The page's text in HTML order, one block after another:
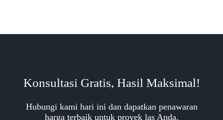
Konsultasi Gratis, Hasil Maksimal!
Hubungi kami hari ini dan dapatkan penawaran
harga terbaik untuk proyek las Anda.